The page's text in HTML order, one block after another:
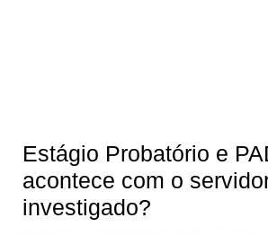
Estágio Probatório e
acontece com o
investigado?